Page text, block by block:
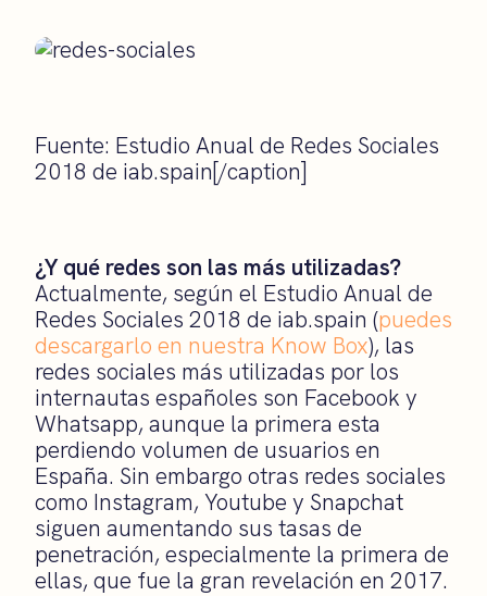
Fuente: Estudio Anual de Redes Sociales
2018 de iab.spain[/caption]
¿Y qué redes son las más utilizadas?
Actualmente, según el Estudio Anual de
Redes Sociales 2018 de iab.spain (puedes
descargarlo en nuestra Know Box), las
redes sociales más utilizadas por los
internautas españoles son Facebook y
Whatsapp, aunque la primera esta
perdiendo volumen de usuarios en
España. Sin embargo otras redes sociales
como Instagram, Youtube y Snapchat
siguen aumentando sus tasas de
penetración, especialmente la primera de
ellas, que fue la gran revelación en 2017.